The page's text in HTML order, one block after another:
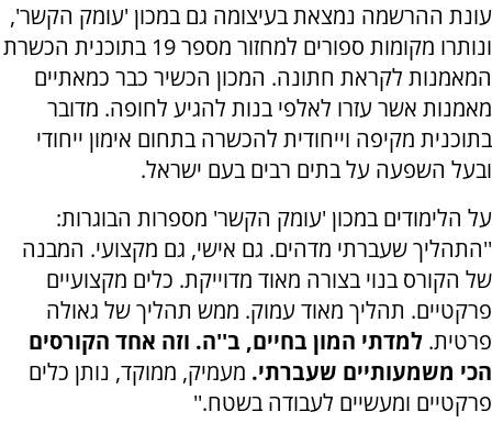
עונת ההרשמה נמצאת בעיצומה גם במכון 'עומק הקשר',
ונותרו מקומות ספורים למחזור מספר 19 בתוכנית הכשרת
המאמנות לקראת חתונה. המכון הכשיר כבר כמאתיים
מאמנות אשר עזרו לאלפי בנות להגיע לחופה. מדובר
בתוכנית מקיפה וייחודית להכשרה בתחום אימון ייחודי
ובעל השפעה על בתים רבים בעם ישראל.
על הלימודים במכון 'עומק הקשר' מספרות הבוגרות:
''התהליך שעברתי מדהים. גם אישי, גם מקצועי. המבנה
של הקורס בנוי בצורה מאוד מדוייקת. כלים מקצועיים
פרקטיים. תהליך מאוד עמוק. ממש תהליך של גאולה
פרטית. למדתי המון בחיים, ב''ה. וזה אחד הקורסים
הכי משמעותיים שעברתי. מעמיק, ממוקד, נותן כלים
פרקטיים ומעשיים לעבודה בשטח.''